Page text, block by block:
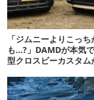
「ジムニーよりこっ
も…?」DAMDが本気
型クロスビーカスタム